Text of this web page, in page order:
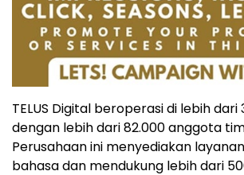
TELUS Digital beroperasi di lebih
dengan lebih dari 82.000 anggota
Perusahaan ini menyediakan
bahasa dan mendukung lebih dari